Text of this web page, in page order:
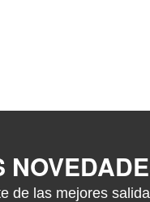
de las mejores